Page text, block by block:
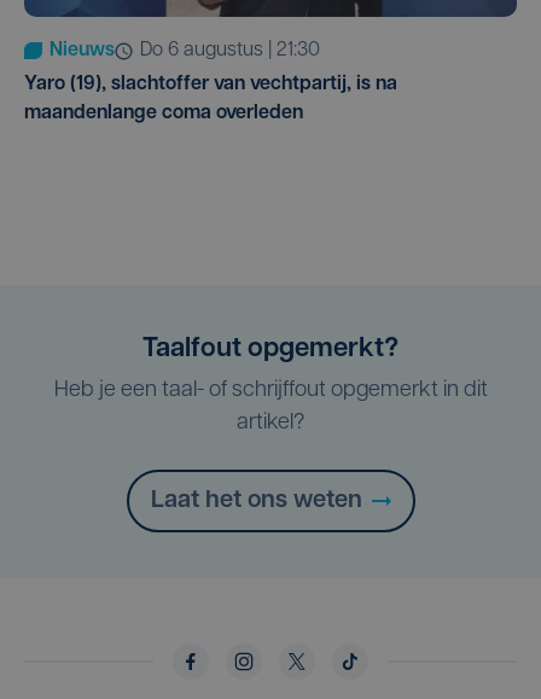
Nieuws
do 6 augustus | 21:30
Yaro (19), slachtoffer van vechtpartij, is na
maandenlange coma overleden
Taalfout opgemerkt?
Heb je een taal- of schrijffout opgemerkt in dit
artikel?
Laat het ons weten